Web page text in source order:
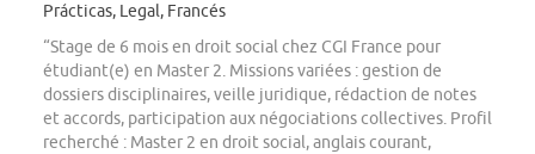
Prácticas, Legal, Francés
“Stage de 6 mois en droit social chez CGI France pour
étudiant(e) en Master 2. Missions variées : gestion de
dossiers disciplinaires, veille juridique, rédaction de notes
et accords, participation aux négociations collectives. Profil
recherché : Master 2 en droit social, anglais courant,